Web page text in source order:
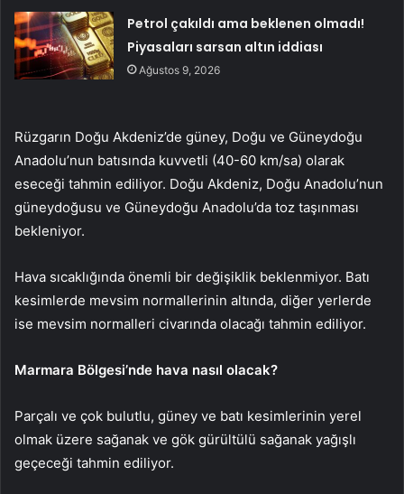
Petrol çakıldı ama beklenen olmadı!
Piyasaları sarsan altın iddiası
Ağustos 9, 2026
Rüzgarın Doğu Akdeniz’de güney, Doğu ve Güneydoğu
Anadolu’nun batısında kuvvetli (40-60 km/sa) olarak
eseceği tahmin ediliyor. Doğu Akdeniz, Doğu Anadolu’nun
güneydoğusu ve Güneydoğu Anadolu’da toz taşınması
bekleniyor.
Hava sıcaklığında önemli bir değişiklik beklenmiyor. Batı
kesimlerde mevsim normallerinin altında, diğer yerlerde
ise mevsim normalleri civarında olacağı tahmin ediliyor.
Marmara Bölgesi’nde hava nasıl olacak?
Parçalı ve çok bulutlu, güney ve batı kesimlerinin yerel
olmak üzere sağanak ve gök gürültülü sağanak yağışlı
geçeceği tahmin ediliyor.